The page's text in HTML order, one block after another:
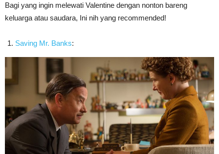
Bagi yang ingin melewati Valentine dengan nonton bareng
keluarga atau saudara, Ini nih yang recommended!
Saving Mr. Banks: